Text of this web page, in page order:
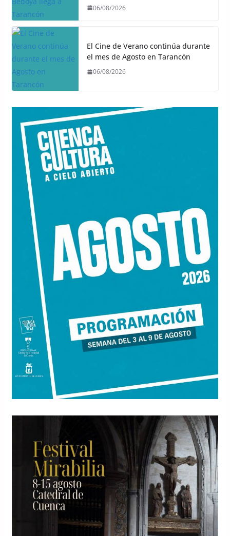
06/08/2026
El Cine de Verano continúa durante
el mes de Agosto en Tarancón
06/08/2026